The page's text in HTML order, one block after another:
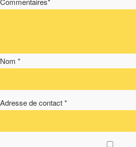
Nom *
Adresse de contact *